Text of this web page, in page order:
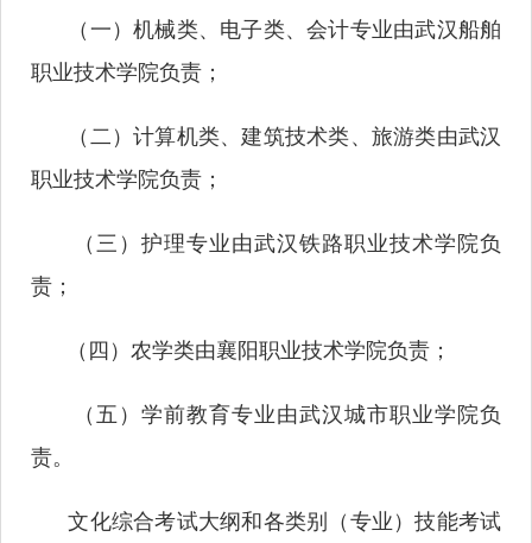
（一）机械类、电子类、会计专业由武汉船舶
职业技术学院负责；
（二）计算机类、建筑技术类、旅游类由武汉
职业技术学院负责；
（三）护理专业由武汉铁路职业技术学院负
责；
（四）农学类由襄阳职业技术学院负责；
（五）学前教育专业由武汉城市职业学院负
责。
文化综合考试大纲和各类别（专业）技能考试